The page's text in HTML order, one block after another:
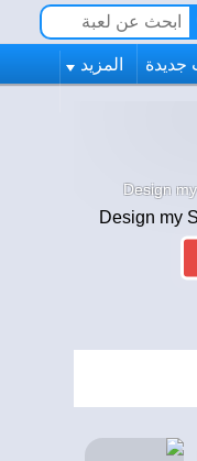
جديدة المزيد
Design